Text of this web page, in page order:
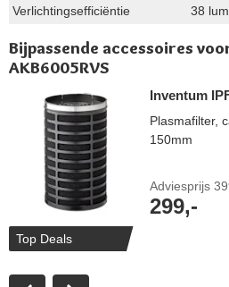
Verlichtingsefficiëntie
38
Bijpassende accessoires
AKB6005RVS
Top Deals
Inventum
Plasmafilter,
150mm
Adviesprijs
299,-